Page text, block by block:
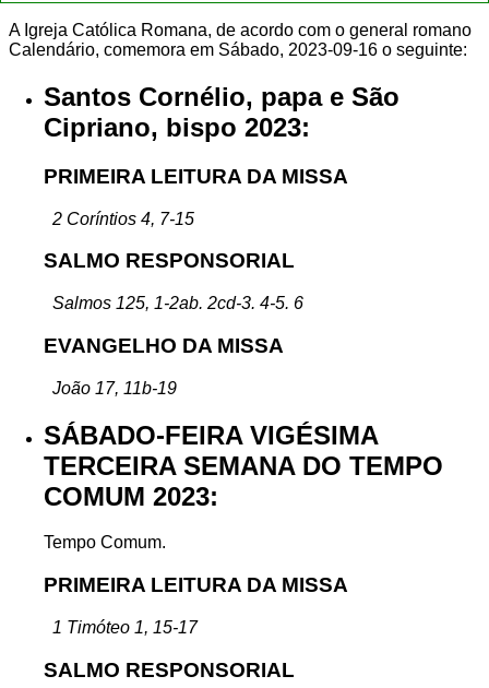
A Igreja Católica Romana, de acordo com o general romano
Calendário, comemora em Sábado, 2023-09-16 o seguinte:
Santos Cornélio, papa e São
Cipriano, bispo 2023:
PRIMEIRA LEITURA DA MISSA
2 Coríntios 4, 7-15
SALMO RESPONSORIAL
Salmos 125, 1-2ab. 2cd-3. 4-5. 6
EVANGELHO DA MISSA
João 17, 11b-19
SÁBADO-FEIRA VIGÉSIMA
TERCEIRA SEMANA DO TEMPO
COMUM 2023:
Tempo Comum.
PRIMEIRA LEITURA DA MISSA
1 Timóteo 1, 15-17
SALMO RESPONSORIAL